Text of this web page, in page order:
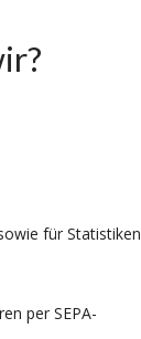
für Statistiken
per SEPA-